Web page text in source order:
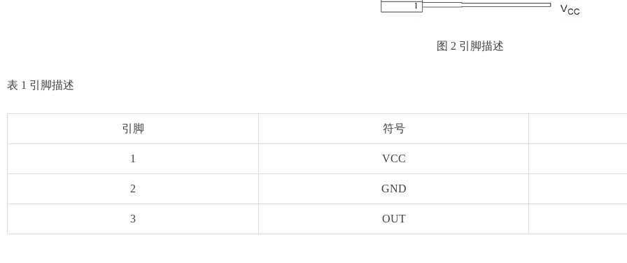
图 2 引脚描述
表 1 引脚描述
引脚 符号
1 VCC
2 GND
3 OUT